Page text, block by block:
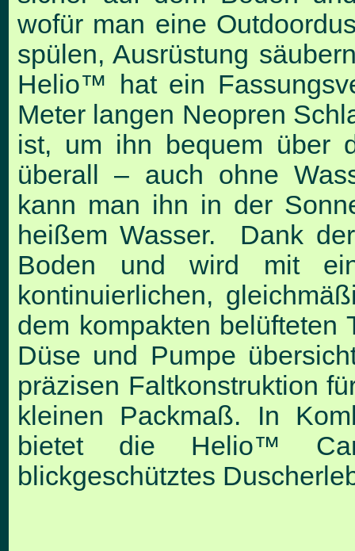
wofür man eine
spülen, Ausrüstung
Helio™ hat ein
Meter langen Neopren
ist, um ihn bequem über
überall – auch ohne
kann man ihn in der
heißem Wasser. Dank
Boden und wird mit
kontinuierlichen,
dem kompakten belüfteten
Düse und Pumpe
präzisen Faltkonstruktion
kleinen Packmaß. In
bietet die Helio™
blickgeschütztes